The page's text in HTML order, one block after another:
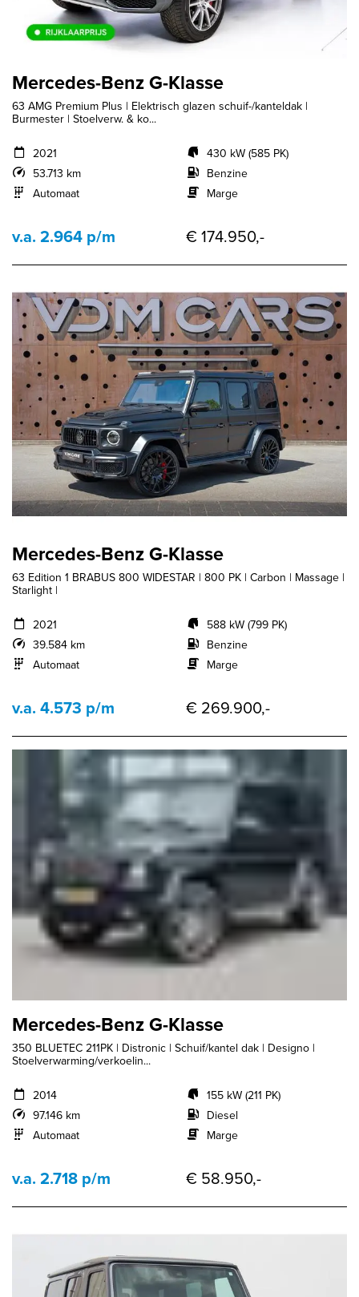
Mercedes-Benz G-Klasse
63 AMG Premium Plus | Elektrisch glazen schuif-/kanteldak |
Burmester | Stoelverw. & ko...
2021
53.713 km
Automaat
430 kW (585 PK)
Benzine
Marge
v.a. 2.964 p/m € 174.950,-
Mercedes-Benz G-Klasse
63 Edition 1 BRABUS 800 WIDESTAR | 800 PK | Carbon | Massage |
Starlight |
2021
39.584 km
Automaat
588 kW (799 PK)
Benzine
Marge
v.a. 4.573 p/m € 269.900,-
Mercedes-Benz G-Klasse
350 BLUETEC 211PK | Distronic | Schuif/kantel dak | Designo |
Stoelverwarming/verkoelin...
2014
97.146 km
Automaat
155 kW (211 PK)
Diesel
Marge
v.a. 2.718 p/m € 58.950,-